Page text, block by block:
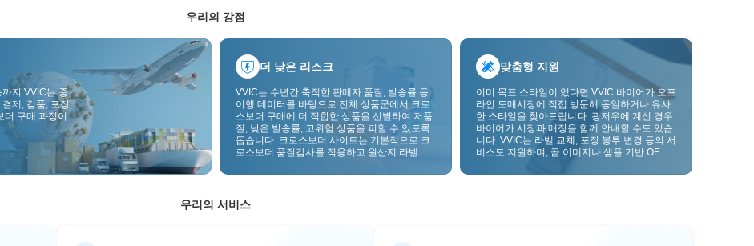
우리의 강점
지 VVIC는 중
제, 검품, 포장,
더 구매 과정이
더 낮은 리스크
VVIC는 수년간 축적한 판매자 품질, 발송률 등
이행 데이터를 바탕으로 전체 상품군에서 크로
스보더 구매에 더 적합한 상품을 선별하여 저품
질, 낮은 발송률, 고위험 상품을 피할 수 있도록
돕습니다. 크로스보더 사이트는 기본적으로 크
로스보더 품질검사를 적용하고 원산지 라벨을
낮춥니다.
맞춤형 지원
이미 목표 스타일이 있다면 VVIC 바이어가 오프
라인 도매시장에 직접 방문해 동일하거나 유사
한 스타일을 찾아드립니다. 광저우에 계신 경우
바이어가 시장과 매장을 함께 안내할 수도 있습
니다. VVIC는 라벨 교체, 포장 봉투 변경 등의 서
비스도 지원하며, 곧 이미지나 샘플 기반 OEM
를 비즈니스에 더 잘 맞는 공급망 역량으로 전환
우리의 서비스